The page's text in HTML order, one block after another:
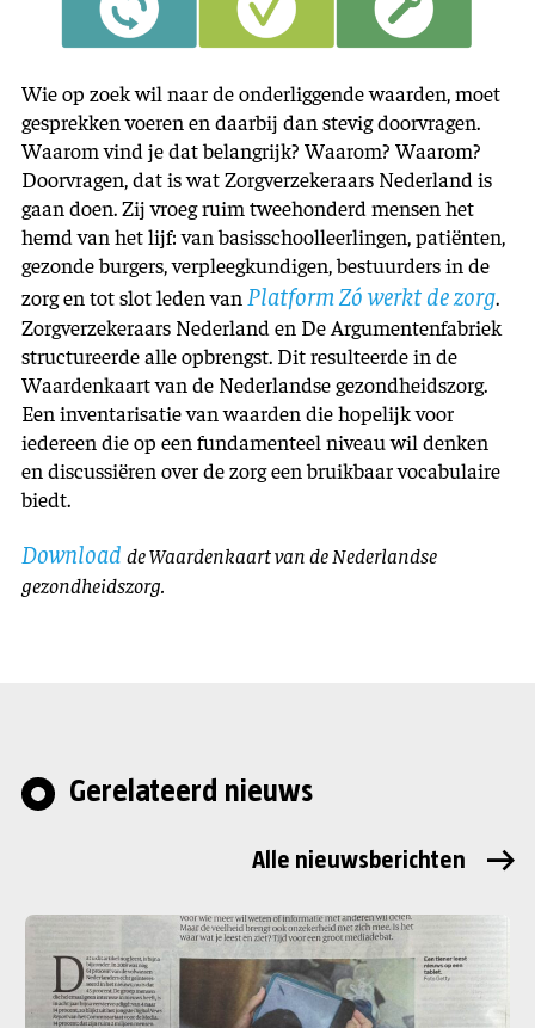
Wie op zoek wil naar de onderliggende waarden, moet
gesprekken voeren en daarbij dan stevig doorvragen.
Waarom vind je dat belangrijk? Waarom? Waarom?
Doorvragen, dat is wat Zorgverzekeraars Nederland is
gaan doen. Zij vroeg ruim tweehonderd mensen het
hemd van het lijf: van basisschoolleerlingen, patiënten,
gezonde burgers, verpleegkundigen, bestuurders in de
zorg en tot slot leden van Platform Zó werkt de zorg.
Zorgverzekeraars Nederland en De Argumentenfabriek
structureerde alle opbrengst. Dit resulteerde in de
Waardenkaart van de Nederlandse gezondheidszorg.
Een inventarisatie van waarden die hopelijk voor
iedereen die op een fundamenteel niveau wil denken
en discus­siëren over de zorg een bruikbaar vocabulaire
biedt.
Download de Waardenkaart van de Nederlandse
gezondheidszorg.
Gerelateerd nieuws
Alle nieuwsberichten